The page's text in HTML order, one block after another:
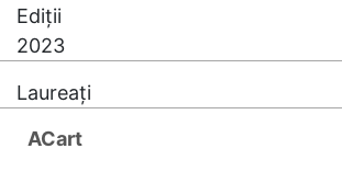
Ediții
2023
Laureați
ACart